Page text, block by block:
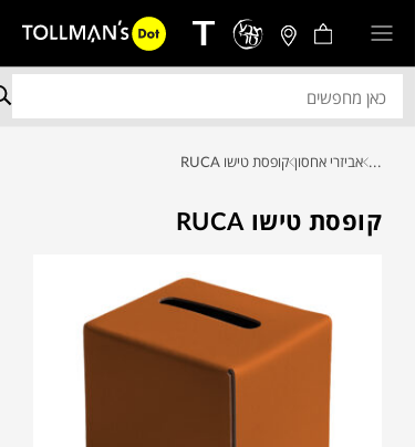
... אביזרי אחסון קופסת טישו RUCA
קופסת טישו RUCA